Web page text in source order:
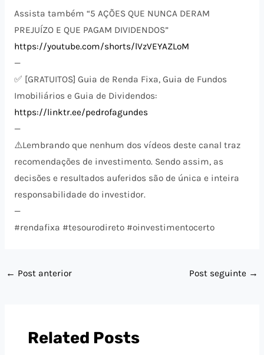
Assista também “5 AÇÕES QUE NUNCA DERAM
PREJUÍZO E QUE PAGAM DIVIDENDOS”
https://youtube.com/shorts/lVzVEYAZLoM
—
✅ [GRATUITOS] Guia de Renda Fixa, Guia de Fundos
Imobiliários e Guia de Dividendos:
https://linktr.ee/pedrofagundes
—
⚠️​Lembrando que nenhum dos vídeos deste canal traz
recomendações de investimento. Sendo assim, as
decisões e resultados auferidos são de única e inteira
responsabilidade do investidor.
—
#rendafixa #tesourodireto #oinvestimentocerto
← Post anterior Post seguinte →
Related Posts